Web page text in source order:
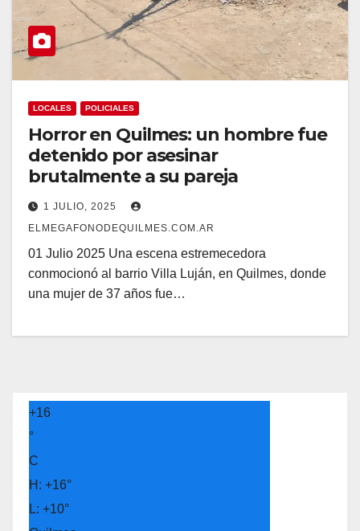
LOCALES POLICIALES
Horror en Quilmes: un hombre fue
detenido por asesinar
brutalmente a su pareja
1 JULIO, 2025
ELMEGAFONODEQUILMES.COM.AR
01 Julio 2025 Una escena estremecedora
conmocionó al barrio Villa Luján, en Quilmes, donde
una mujer de 37 años fue…
+16
°
C
H: +16°
L: +10°